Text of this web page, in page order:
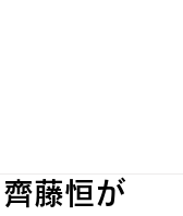
藤恒が